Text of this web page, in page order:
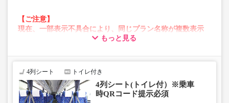
【ご注意】
現在、一部表示不具合により、同じプラン名称が複数表示
される場合がございます。
います。
お手数をおかけいたしますが、エラー表示が出た場合は、
たします。
もっと見る
4列シート トイレ付き
4列シート(トイレ付）※乗車
時QRコード提示必須